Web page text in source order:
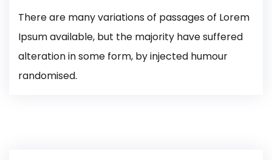
There are many variations of passages of Lorem
Ipsum available, but the majority have suffered
alteration in some form, by injected humour
randomised.